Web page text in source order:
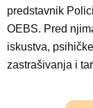
predstavnik
OEBS. Pred
iskustva,
zastrašivanja i